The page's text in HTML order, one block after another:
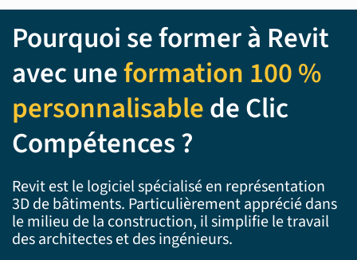
Pourquoi se former à Revit
avec uneformation 100 %
personnalisablede Clic
Compétences ?
Revit est le logiciel spécialisé en représentation
3D de bâtiments. Particulièrement apprécié dans
le milieu de la construction, il simplifie le travail
des architectes et des ingénieurs.